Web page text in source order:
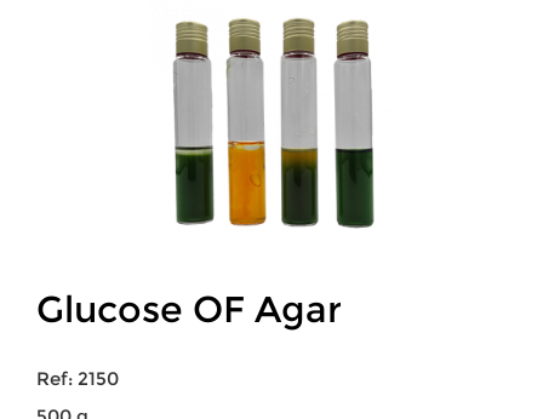
Glucose OF Agar
Ref: 2150